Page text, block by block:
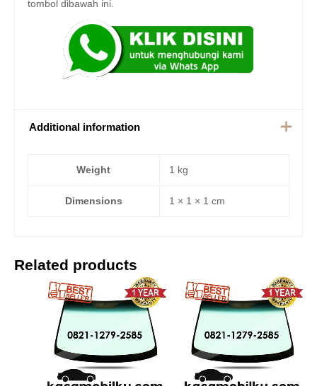
tombol dibawah ini.
Additional information
Weight 1 kg
Dimensions 1 × 1 × 1 cm
Related products